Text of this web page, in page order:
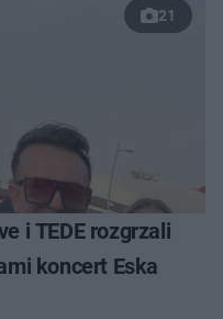
21
i TEDE rozgrzali
koncert Eska